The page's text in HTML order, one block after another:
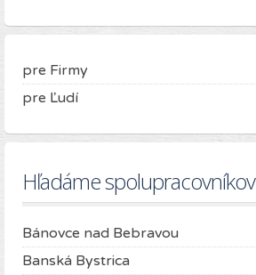
pre Firmy
pre Ľudí
Hľadáme spolupracovníkov
Bánovce nad Bebravou
Banská Bystrica